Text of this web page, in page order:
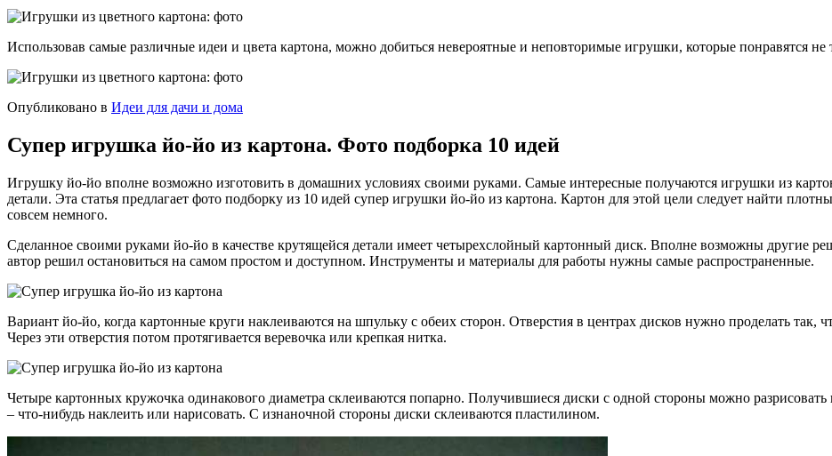
Использовав самые различные идеи и цвета картона, можно добиться невероятные и неповторимые игрушки, которые понравятся
Опубликовано в Идеи для дачи и дома
Супер игрушка йо-йо из картона. Фото подборка 10 идей
Игрушку йо-йо вполне возможно изготовить в домашних условиях своими руками. Самые интересные получаются игрушки из
детали. Эта статья предлагает фото подборку из 10 идей супер игрушки йо-йо из картона. Картон для этой цели следует найти
совсем немного.
Сделанное своими руками йо-йо в качестве крутящейся детали имеет четырехслойный картонный диск. Вполне возможны другие
автор решил остановиться на самом простом и доступном. Инструменты и материалы для работы нужны самые распространенные.
Вариант йо-йо, когда картонные круги наклеиваются на шпульку с обеих сторон. Отверстия в центрах дисков нужно проделать так,
Через эти отверстия потом протягивается веревочка или крепкая нитка.
Четыре картонных кружочка одинакового диаметра склеиваются попарно. Получившиеся диски с одной стороны можно
– что-нибудь наклеить или нарисовать. С изнаночной стороны диски склеиваются пластилином.